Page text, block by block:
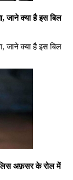
जाने क्या है इस बिल
जाने क्या है इस बिल
पुलिस अफ़सर के रोल में